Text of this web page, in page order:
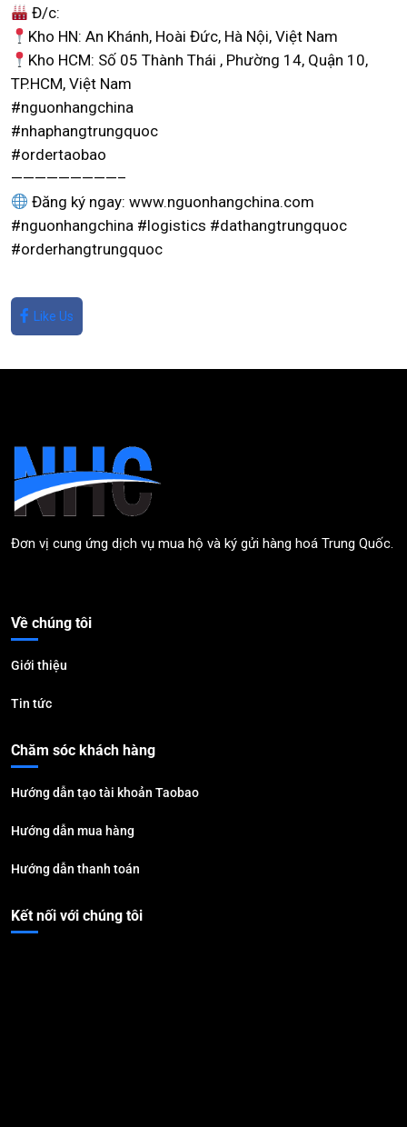
Đ/c:
Kho HN: An Khánh, Hoài Đức, Hà Nội, Việt Nam
Kho HCM: Số 05 Thành Thái , Phường 14, Quận 10,
TP.HCM, Việt Nam
#nguonhangchina
#nhaphangtrungquoc
#ordertaobao
—————————–
Đăng ký ngay: www.nguonhangchina.com
#nguonhangchina #logistics #dathangtrungquoc
#orderhangtrungquoc
Like Us
Đơn vị cung ứng dịch vụ mua hộ và ký gửi hàng hoá Trung Quốc.
Về chúng tôi
Giới thiệu
Tin tức
Chăm sóc khách hàng
Hướng dẫn tạo tài khoản Taobao
Hướng dẫn mua hàng
Hướng dẫn thanh toán
Kết nối với chúng tôi